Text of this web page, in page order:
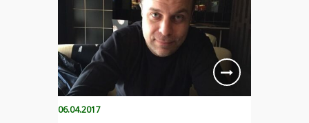
06.04.2017